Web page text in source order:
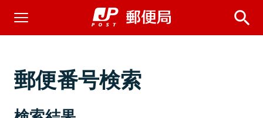
郵便番号検索